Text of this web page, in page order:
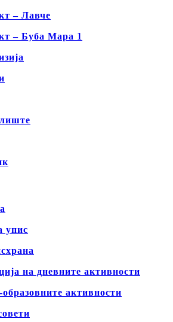
– Лавче
– Буба Мара 1
упис
на дневните активности
активности